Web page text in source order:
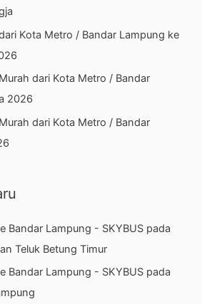
Kota Metro / Bandar Lampung ke
dari Kota Metro / Bandar
2026
dari Kota Metro / Bandar
Bandar Lampung - SKYBUS pada
Teluk Betung Timur
Bandar Lampung - SKYBUS pada